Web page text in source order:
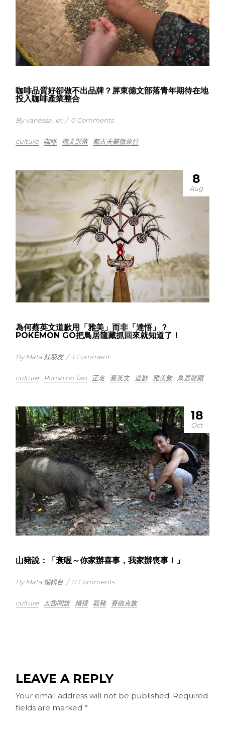
咖啡品質好卻做不出品牌？屏東德文部落青年期待在地
投入咖啡產業整合
By vanessa_lai / 0 Comments
culture 咖啡 德文部落 都古夫樂微旅行
8
Aug
為何蔡英文道歉用「雅美」而非「達悟」？
POKÉMON GO把鳥居龍藏抓回來就知道了！
By Mata 好朋友 / 1 Comment
culture Ponso no Tao 正名 蔡英文 道歉 雅美族 鳥居龍藏
18
Oct
山豬說：「衰喔～你家辦喜事，我家辦喪事！」
By Mata 編輯台 / 0 Comments
culture 太魯閣族 婚禮 殺豬 賽德克族
LEAVE A REPLY
Your email address will not be published. Required
fields are marked *